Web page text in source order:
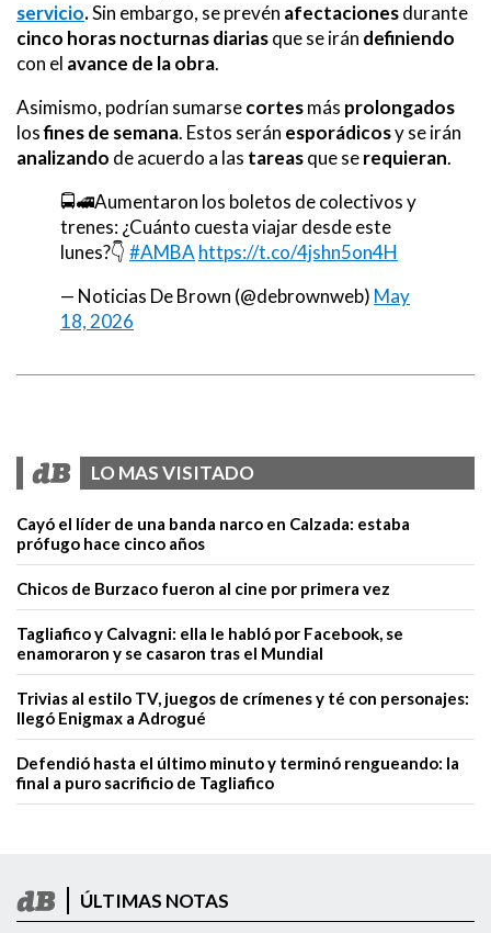
servicio.Sin embargo, se prevén afectacionesdurante
cinco horasnocturnasdiariasque se irán definiendo
con el avance de la obra.
Asimismo, podrían sumarsecortesmás prolongados
losfines de semana. Estos serán esporádicosy se irán
analizando de acuerdo a las tareasque serequieran.
🚍🚅Aumentaron los boletos de colectivos y
trenes: ¿Cuánto cuesta viajar desde este
lunes?👇 #AMBA https://t.co/4jshn5on4H
— Noticias De Brown (@debrownweb) May
18, 2026
LO MAS VISITADO
Cayó el líder de una banda narco en Calzada: estaba
prófugo hace cinco años
Chicos de Burzaco fueron al cine por primera vez
Tagliafico y Calvagni: ella le habló por Facebook, se
enamoraron y se casaron tras el Mundial
Trivias al estilo TV, juegos de crímenes y té con personajes:
llegó Enigmax a Adrogué
Defendió hasta el último minuto y terminó rengueando: la
final a puro sacrificio de Tagliafico
ÚLTIMAS NOTAS